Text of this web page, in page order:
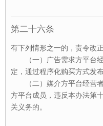
第二十六条
有下列情形之一的，责令改
（一）广告需求方平台经
定，通过程序化购买方式发
（二）媒介方平台经营者
方平台成员，违反本办法第
关义务的。